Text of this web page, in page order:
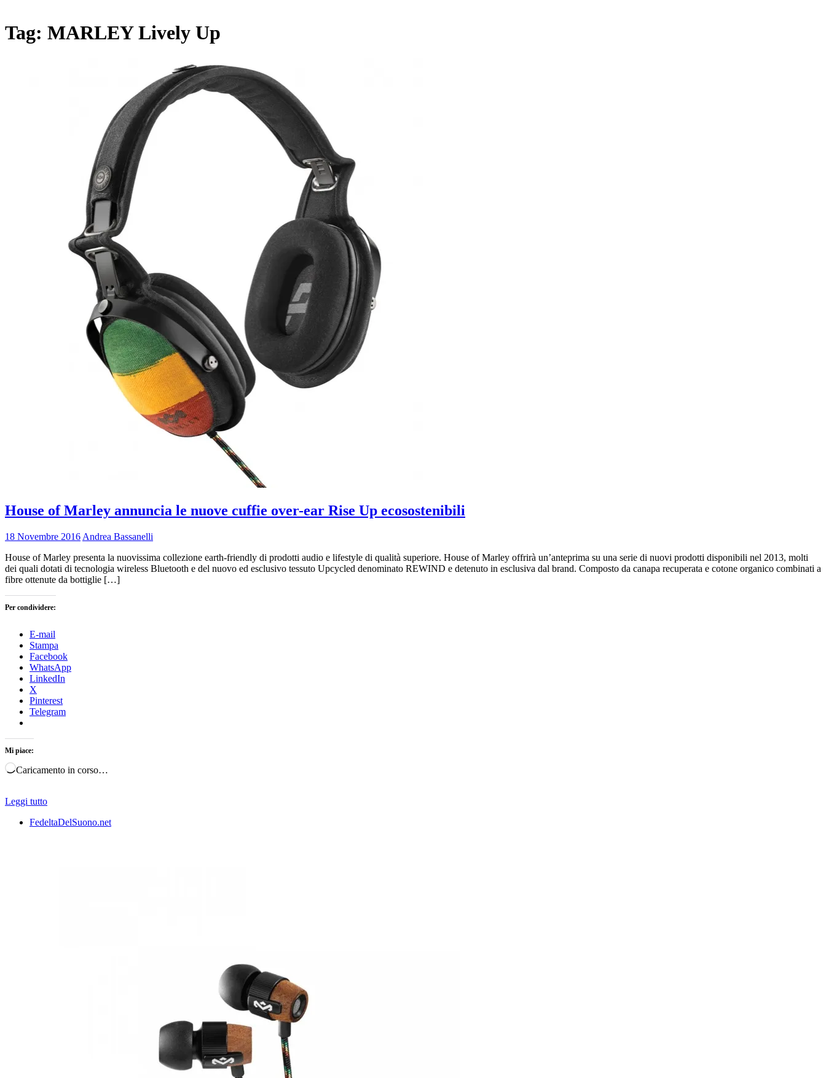
Tag: MARLEY Lively Up
House of Marley annuncia le nuove cuffie over-ear Rise Up ecosostenibili
18 Novembre 2016 Andrea Bassanelli
House of Marley presenta la nuovissima collezione earth-friendly di prodotti audio e lifestyle di qualità superiore. House of Marley offrirà un’anteprima su una serie di nuovi prodotti disponibili nel 2013, molti
dei quali dotati di tecnologia wireless Bluetooth e del nuovo ed esclusivo tessuto Upcycled denominato REWIND e detenuto in esclusiva dal brand. Composto da canapa recuperata e cotone organico combinati a
fibre ottenute da bottiglie […]
Per condividere:
E-mail
Stampa
Facebook
WhatsApp
LinkedIn
X
Pinterest
Telegram
Mi piace:
Caricamento in corso…
Leggi tutto
FedeltaDelSuono.net